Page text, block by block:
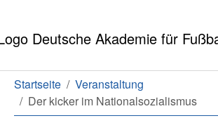
Sie sind hier:
Startseite
Veranstaltung
Der kicker im Nationalsozialismus